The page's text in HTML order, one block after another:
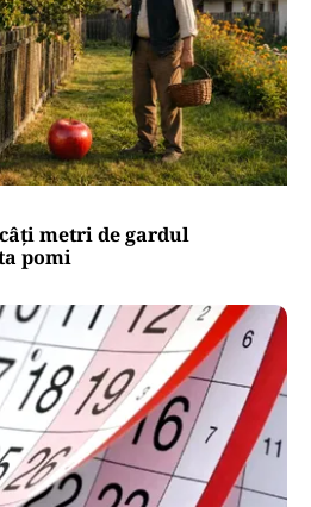
metri de gardul
pomi